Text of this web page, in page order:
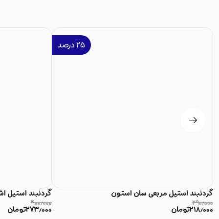
۲۵درصد
گردنبند استیل مربعی سان استون
۲۹۰٫۰۰۰
۲۱۸٫۰۰۰تومان
گردنبند استیل
۴۰۰٫۰۰۰
۲۷۳٫۰۰۰تومان